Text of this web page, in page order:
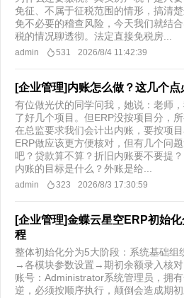
免征、不属于征税范围的情形，搞清
免不必要的稽查风险，今天我们就结
税的情况聊透彻。法定直接免税房...
admin 531 2026/8/4 11:42:39
[企业管理]内账怎么做？这几个点
有位做光伏的同学问我，她说：老师
了好几个项目。但ERP没按项目分，
在总监要求我们会计出内账，要按项
ERP做应该更方便核对，但有几个问
吧？贷款算不算？折旧内账要不要提
内账的目标是什么？外账是给...
admin 323 2026/8/3 17:30:59
[企业管理]金蝶云星空ERP初始
程
整体初始化分为5大阶段：系统基础
→各模块参数设置→期初余额录入核
账号：Administrator系统管理员，拥
逆，必须按顺序执行，颠倒会造成期